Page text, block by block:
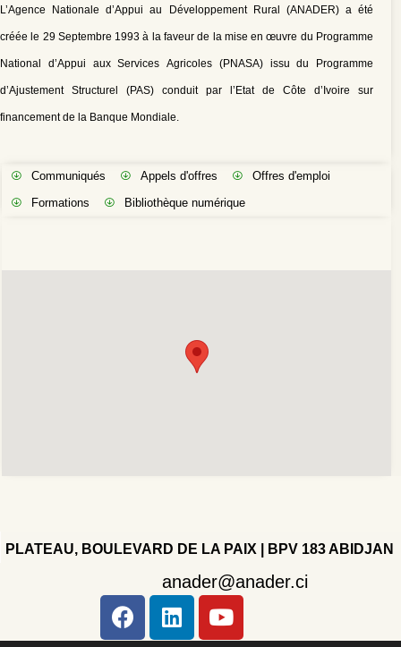
L’Agence Nationale d’Appui au Développement Rural (ANADER) a été
créée le 29 Septembre 1993 à la faveur de la mise en œuvre du Programme
National d’Appui aux Services Agricoles (PNASA) issu du Programme
d’Ajustement Structurel (PAS) conduit par l’Etat de Côte d’Ivoire sur
financement de la Banque Mondiale.
Communiqués Appels d'offres
Offres d'emploi
Formations
Bibliothèque numérique
PLATEAU, BOULEVARD DE LA PAIX | BPV 183 ABIDJAN
anader@anader.ci
Copyright 2022 - Company - All rights reserved. Powered